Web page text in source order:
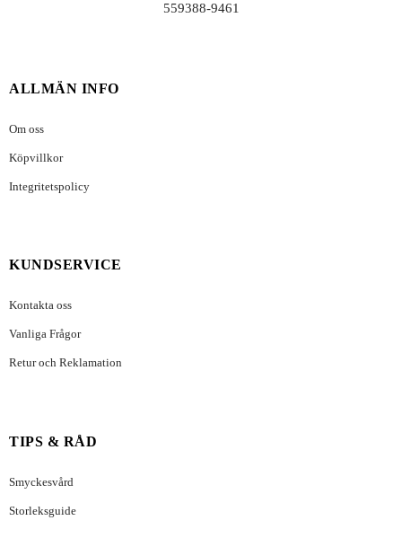
559388-9461
ALLMÄN INFO
Om oss
Köpvillkor
Integritetspolicy
KUNDSERVICE
Kontakta oss
Vanliga Frågor
Retur och Reklamation
TIPS & RÅD
Smyckesvård
Storleksguide